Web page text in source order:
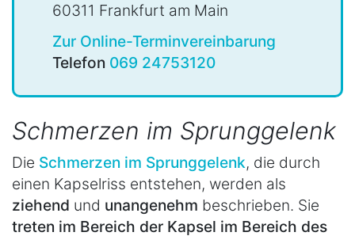
60311 Frankfurt am Main
Zur Online-Terminvereinbarung
Telefon 069 24753120
Schmerzen im Sprunggelenk
Die Schmerzen im Sprunggelenk, die durch
einen Kapselriss entstehen, werden als
ziehend und unangenehm beschrieben. Sie
treten im Bereich der Kapsel im Bereich des